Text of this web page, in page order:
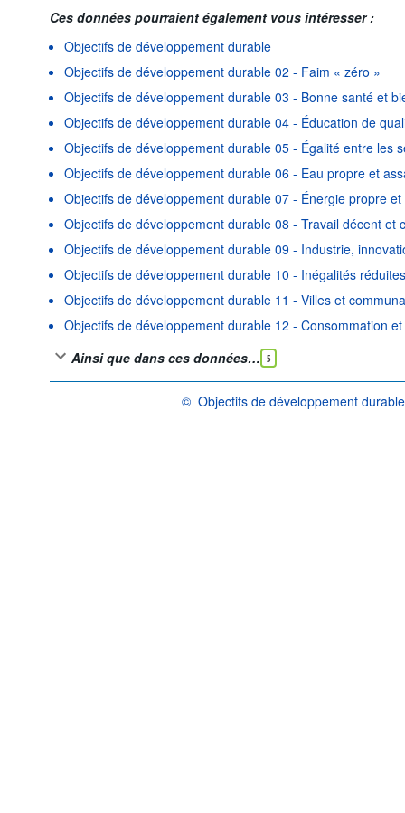
Ces données pourraient également vous intéresser :
Objectifs de développement durable
Objectifs de développement durable 02 - Faim « zéro »
Objectifs de développement durable 03 - Bonne santé et
Objectifs de développement durable 04 - Éducation de
Objectifs de développement durable 05 - Égalité entre les
Objectifs de développement durable 06 - Eau propre et
Objectifs de développement durable 07 - Énergie propre
Objectifs de développement durable 08 - Travail décent et
Objectifs de développement durable 09 - Industrie,
Objectifs de développement durable 10 - Inégalités réduites
Objectifs de développement durable 11 - Villes et
Objectifs de développement durable 12 - Consommation
Ainsi que dans ces données… 5
© Objectifs de développement